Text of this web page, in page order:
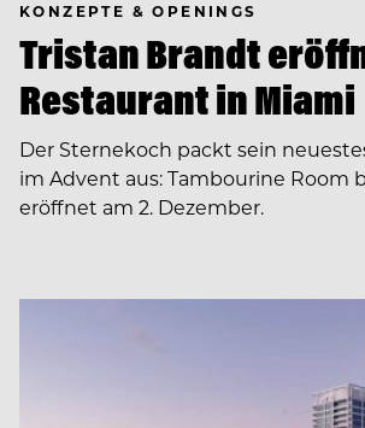
KONZEPTE & OPENINGS
Tristan Brandt
Restaurant in Miami
Der Sternekoch packt sein
im Advent aus: Tambourine Room
eröffnet am 2. Dezember.